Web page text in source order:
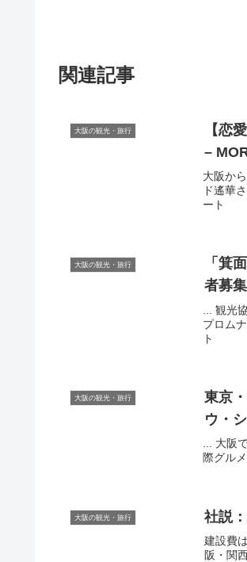
関連記事
大阪の観光・旅行 【恋
–
大阪か
ド遙華
ート
大阪の観光・旅行
「箕
者募
... 観光
プロム
ト
大阪の観光・旅行 東京・
ウ・
... 大阪
際グル
大阪の観光・旅行 社説：
建設費
阪・関